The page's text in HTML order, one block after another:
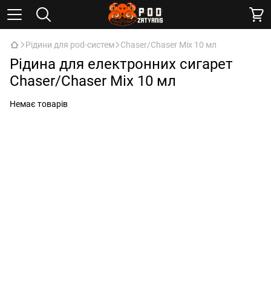
Рідини для pod-систем Chaser/Chaser Mix 10 мл
Рідина для електронних сигарет
Chaser/Chaser Mix 10 мл
Немає товарів